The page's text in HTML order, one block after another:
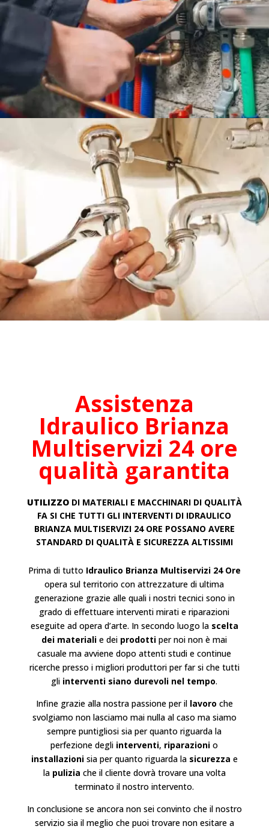
Assistenza
Idraulico Brianza
Multiservizi 24 ore
qualità garantita
UTILIZZODI MATERIALI E MACCHINARI DI QUALITÀ
FA SI CHE TUTTI GLI INTERVENTI DI IDRAULICO
BRIANZA MULTISERVIZI 24 ORE POSSANO AVERE
STANDARD DI QUALITÀ E SICUREZZA ALTISSIMI
Prima di tutto Idraulico Brianza Multiservizi 24 Ore
opera sul territorio con attrezzature di ultima
generazione grazie alle quali i nostri tecnici sono in
grado di effettuare interventi mirati e riparazioni
eseguite ad opera d’arte. In secondo luogo la scelta
dei materiali e dei prodotti per noi non è mai
casuale ma avviene dopo attenti studi e continue
ricerche presso i migliori produttori per far si che tutti
gli interventi siano durevoli nel tempo.
Infine grazie alla nostra passione per il lavoro che
svolgiamo non lasciamo mai nulla al caso ma siamo
sempre puntigliosi sia per quanto riguarda la
perfezione degli interventi, riparazioni o
installazionisia per quanto riguarda la sicurezza e
la pulizia che il cliente dovrà trovare una volta
terminato il nostro intervento.
In conclusione se ancora non sei convinto che il nostro
servizio sia il meglio che puoi trovare non esitare a